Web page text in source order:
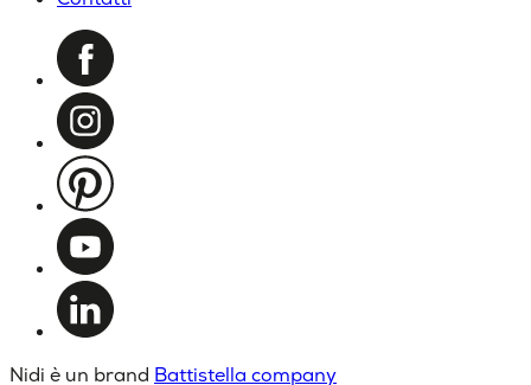
Nidi è un brand Battistella company